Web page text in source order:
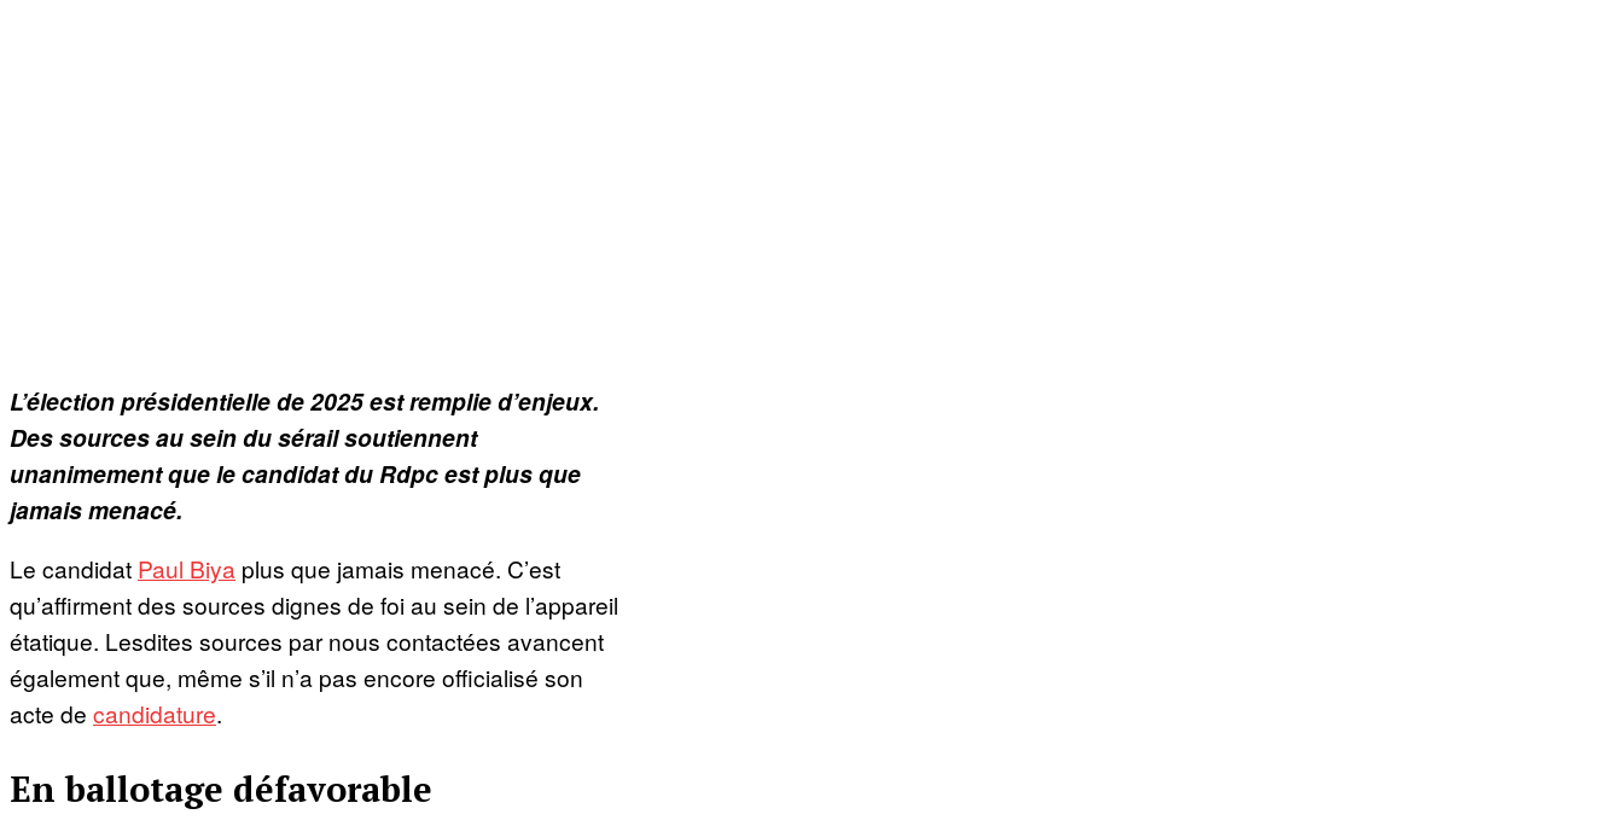
L’élection présidentielle de 2025 est remplie d’enjeux.
Des sources au sein du sérail soutiennent
unanimement que le candidat du Rdpc est plus que
jamais menacé.
Le candidat Paul Biya plus que jamais menacé. C’est
qu’affirment des sources dignes de foi au sein de l’appareil
étatique. Lesdites sources par nous contactées avancent
également que, même s’il n’a pas encore officialisé son
acte de candidature.
En ballotage défavorable